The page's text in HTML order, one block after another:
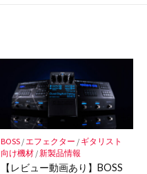
BOSS/ エフェクター / ギタリスト
向け機材/新製品情報
【レビュー動画あり】BOSS